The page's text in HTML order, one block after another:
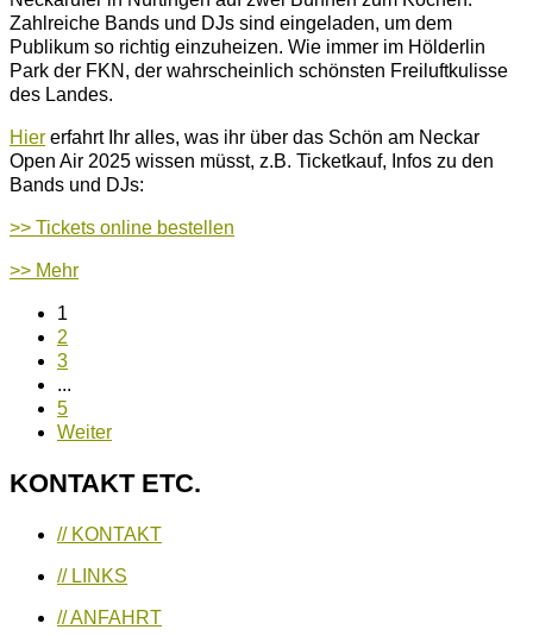
Zahlreiche Bands und DJs sind eingeladen, um dem
Publikum so richtig einzuheizen. Wie immer im Hölderlin
Park der FKN, der wahrscheinlich schönsten Freiluftkulisse
des Landes.
Hier erfahrt Ihr alles, was ihr über das Schön am Neckar
Open Air 2025 wissen müsst, z.B. Ticketkauf, Infos zu den
Bands und DJs:
>> Tickets online bestellen
>> Mehr
1
2
3
...
5
Weiter
KONTAKT ETC.
// KONTAKT
// LINKS
// ANFAHRT